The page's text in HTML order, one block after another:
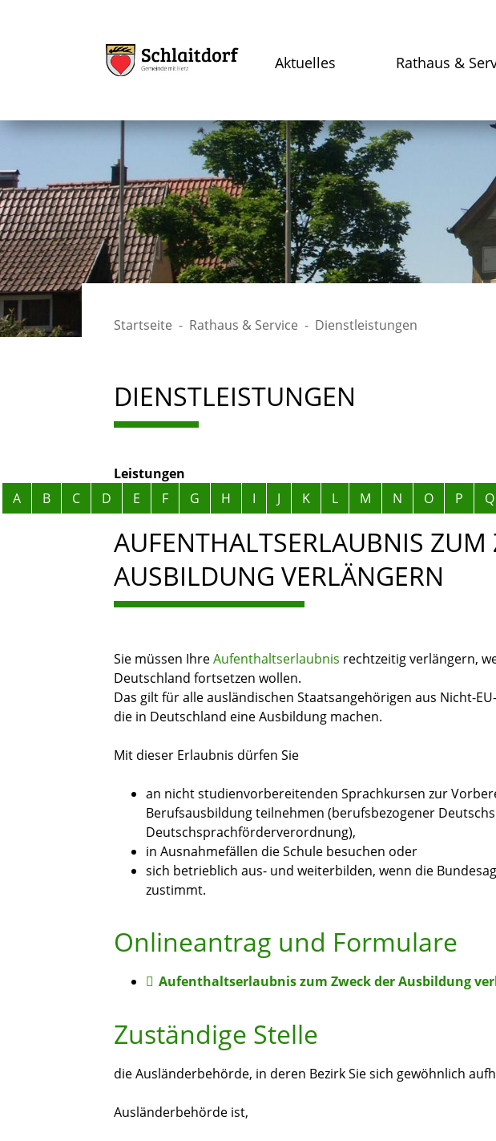
Aktuelles Rathaus &
Startseite Rathaus & Service Dienstleistungen
DIENSTLEISTUNGEN
Leistungen
Alphabetisches Register überspringen
A B C D E F G H I J K L M N O P Q
AUFENTHALTSERLAUBNIS ZUM
AUSBILDUNG VERLÄNGERN
Sie müssen IhreAufenthaltserlaubnis rechtzeitig verlängern,
Deutschland fortsetzen wollen.
Das gilt für alle ausländischen Staatsangehörigen aus Nicht-
die in Deutschland eine Ausbildung machen.
Mit dieser Erlaubnis dürfen Sie
an nicht studienvorbereitenden Sprachkursen zur
Berufsausbildung teilnehmen (berufsbezogener
Deutschsprachförderverordnung),
in Ausnahmefällen die Schule besuchen oder
sich betrieblich aus- und weiterbilden, wenn die
zustimmt.
Onlineantrag und Formulare
Aufenthaltserlaubnis zum Zweck der Ausbildung
Zuständige Stelle
die Ausländerbehörde, in deren Bezirk Sie sich gewöhnlich
Ausländerbehörde ist,